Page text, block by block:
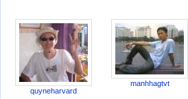
quyneharvard
manhhagtvt